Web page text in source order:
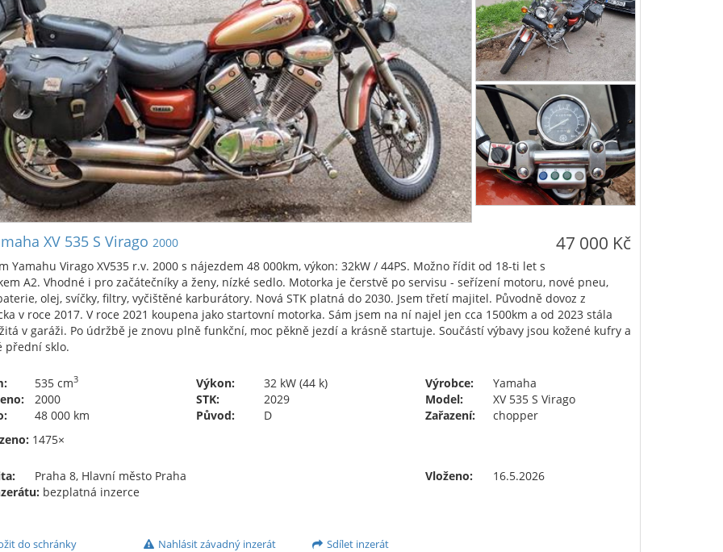
47 000 Kč
XV 535 S Virago 2000
Yamahu Virago XV535 r.v. 2000 s nájezdem 48 000km, výkon: 32kW / 44PS. Možno řídit od 18-ti let s
A2. Vhodné i pro začátečníky a ženy, nízké sedlo. Motorka je čerstvě po servisu - seřízení motoru, nové pneu,
olej, svíčky, filtry, vyčištěné karburátory. Nová STK platná do 2030. Jsem třetí majitel. Původně dovoz z
v roce 2017. V roce 2021 koupena jako startovní motorka. Sám jsem na ní najel jen cca 1500km a od 2023 stála
v garáži. Po údržbě je znovu plně funkční, moc pěkně jezdí a krásně startuje. Součástí výbavy jsou kožené kufry a
přední sklo.
535 cm3
2000
48 000 km
Výkon:
32 kW (44 k)
STK:
2029
Původ:
D
Výrobce:
Yamaha
Model:
XV 535 S Virago
Zařazení:
chopper
1475×
Praha 8, Hlavní město Praha Vloženo:
16.5.2026
bezplatná inzerce
do schránky Nahlásit závadný inzerát Sdílet inzerát